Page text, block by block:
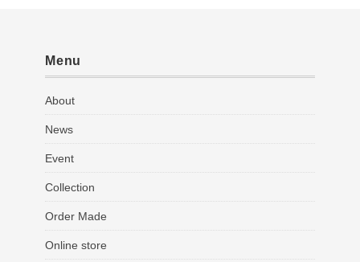
Menu
About
News
Event
Collection
Order Made
Online store